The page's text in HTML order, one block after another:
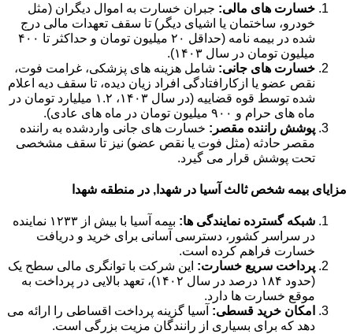
خسارت های مالی: جبران خسارت به اموال دیگران (مثل
خودرو، ساختمان یا اشیای دیگر) تا سقف تعهدات مالی درج
شده در بیمه نامه (حداقل ۲۰ میلیون تومان و حداکثر تا ۴۰۰
میلیون تومان در سال ۱۴۰۳).
خسارت های جانی: شامل هزینه های پزشکی، غرامت فوت،
نقص عضو یا ازکارافتادگی افراد زیان دیده، تا سقف دیه اعلام
شده توسط قوه قضاییه (در سال ۱۴۰۳، ۱.۲ میلیارد تومان در
ماه های حرام و ۹۰۰ میلیون تومان در ماه های عادی).
پوشش راننده مقصر: خسارت های جانی واردشده به راننده
مقصر حادثه (مثل فوت یا نقص عضو) نیز تا سقف مشخصی
تحت پوشش قرار می گیرد.
مزایای بیمه شخص ثالث آسیا در شهدا, در منطقه شهدا
شبکه گسترده نمایندگی ها:
بیمه آسیا با بیش از ۱۲۳۳ نماینده
در سراسر کشور، دسترسی آسانی برای خرید و دریافت
خسارت فراهم کرده است.
پرداخت سریع خسارت: این شرکت با توانگری مالی سطح یک
(حدود ۱۸۴ درصد در سال ۱۴۰۲)، تعهد بالایی در پرداخت به
موقع خسارت ها دارد.
امکان خرید قسطی: آسیا گزینه پرداخت اقساطی را ارائه می
دهد که برای بسیاری از رانندگان مزیت بزرگی است.